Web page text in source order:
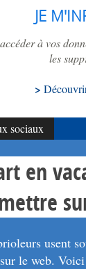
JE
à vos
les
sociaux
en
usent
le web.